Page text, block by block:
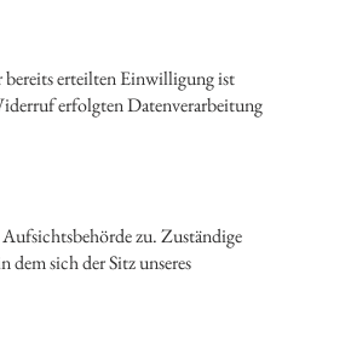
erteilten Einwilligung ist
erfolgten Datenverarbeitung
zu. Zuständige
sich der Sitz unseres